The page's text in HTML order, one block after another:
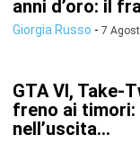
anni d’oro: il
Giorgia Russo - 7
GTA VI, Take-
freno ai timori:
nell’uscita...